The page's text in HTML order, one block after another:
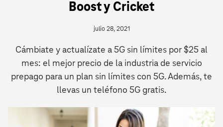
Boost y Cricket
julio 28, 2021
Cámbiate y actualízate a 5G sin límites por $25 al
mes: el mejor precio de la industria de servicio
prepago para un plan sin límites con 5G. Además, te
llevas un teléfono 5G gratis.